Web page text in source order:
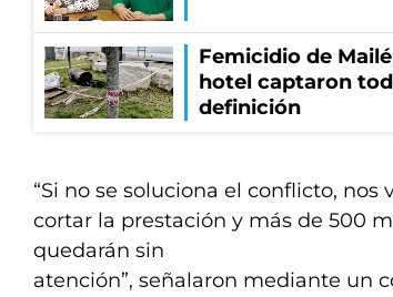
Femicidio de
hotel captaron
definición
“Si no se soluciona el conflicto, nos
cortar la prestación y más de 500
quedarán sin
atención”, señalaron mediante un